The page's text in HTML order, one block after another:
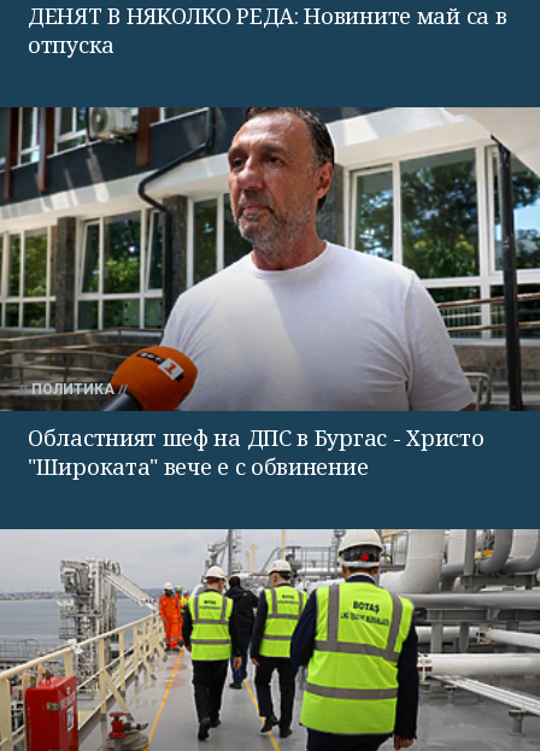
ДЕНЯТ В НЯКОЛКО РЕДА: Новините май са в
отпуска
ПОЛИТИКА
Областният шеф на ДПС в Бургас - Христо
"Широката" вече е с обвинение